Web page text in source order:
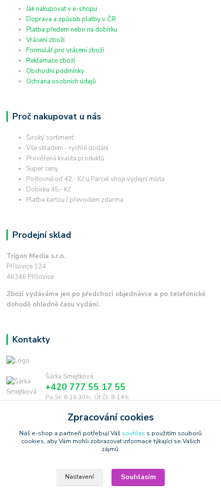
Jak nakupovat v e-shopu
Doprava a způsob platby v ČR
Platba předem nebo na dobírku
Vrácení zboží
Formulář pro vrácení zboží
Reklamace zboží
Obchodní podmínky
Ochrana osobních údajů
Proč nakupovat u nás
Široký sortiment
Vše skladem - rychlé dodání
Prověřená kvalita produktů
Super ceny
Poštovné od 42,- Kč u Parcel shop výdejní místa
Dobírka 45,- Kč
Platba kartou / převodem zdarma
Prodejní sklad
Trigon Media s.r.o.
Příšovice 124
46346 Příšovice
Zboží vydáváme jen po předchozí objednávce a po telefonické
dohodě ohledně času vydání.
Kontakty
Šárka Smejtková
+420 777 55 17 55
Po,St: 8-16.30 h., Út,Čt: 8-14 h.
smejtkova@trigonmedia.cz
Copyright © 2006-2025 TrigonShop.cz - bez souhlasu nelze používat
Zpracování cookies
Náš e-shop a partneři potřebují Váš souhlas s použitím souborů
cookies, aby Vám mohli zobrazovat informace týkající se Vašich
zájmů.
Nastavení Souhlasím